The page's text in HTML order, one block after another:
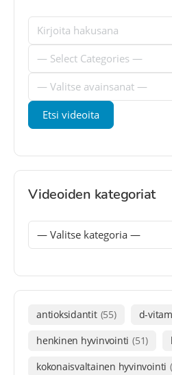
Videoiden kategoriat
antioksidantit (55) d-
henkinen hyvinvointi (51)
kokonaisvaltainen hyvinvointi